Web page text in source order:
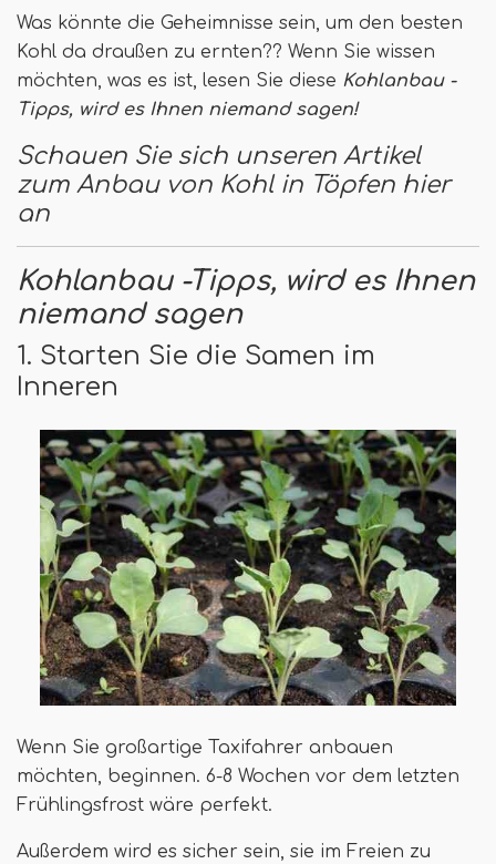
Was könnte die Geheimnisse sein, um den besten
Kohl da draußen zu ernten?? Wenn Sie wissen
möchten, was es ist, lesen Sie diese Kohlanbau -
Tipps, wird es Ihnen niemand sagen!
Schauen Sie sich unseren Artikel
zum Anbau von Kohl in Töpfen hier
an
Kohlanbau -Tipps, wird es Ihnen
niemand sagen
1. Starten Sie die Samen im
Inneren
Wenn Sie großartige Taxifahrer anbauen
möchten, beginnen. 6-8 Wochen vor dem letzten
Frühlingsfrost wäre perfekt.
Außerdem wird es sicher sein, sie im Freien zu